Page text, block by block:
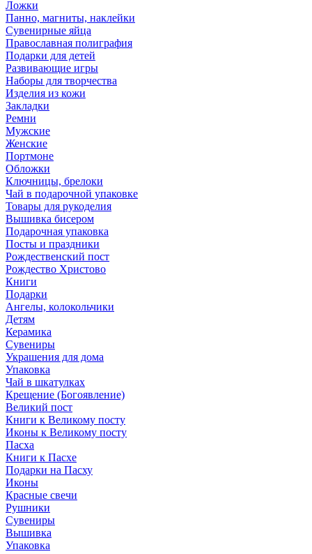
Ложки
Панно, магниты, наклейки
Сувенирные яйца
Православная полиграфия
Подарки для детей
Развивающие игры
Наборы для творчества
Изделия из кожи
Закладки
Ремни
Мужские
Женские
Портмоне
Обложки
Ключницы, брелоки
Чай в подарочной упаковке
Товары для рукоделия
Вышивка бисером
Подарочная упаковка
Посты и праздники
Рождественский пост
Рождество Христово
Книги
Подарки
Ангелы, колокольчики
Детям
Керамика
Сувениры
Украшения для дома
Упаковка
Чай в шкатулках
Крещение (Богоявление)
Великий пост
Книги к Великому посту
Иконы к Великому посту
Пасха
Книги к Пасхе
Подарки на Пасху
Иконы
Красные свечи
Рушники
Сувениры
Вышивка
Упаковка